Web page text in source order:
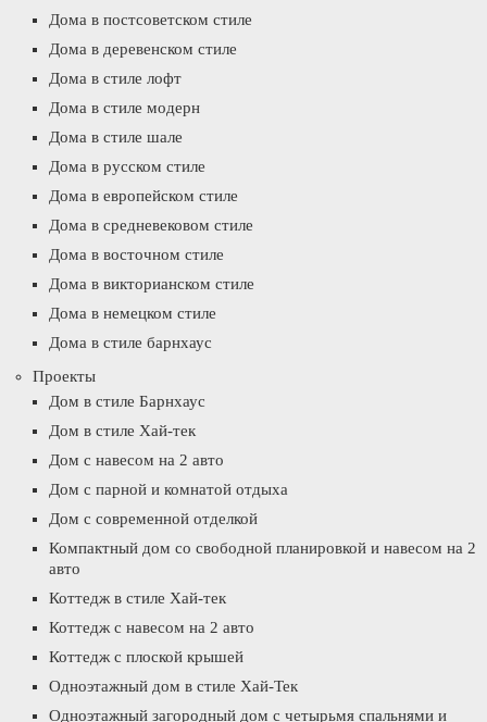
Дома в постсоветском стиле
Дома в деревенском стиле
Дома в стиле лофт
Дома в стиле модерн
Дома в стиле шале
Дома в русском стиле
Дома в европейском стиле
Дома в средневековом стиле
Дома в восточном стиле
Дома в викторианском стиле
Дома в немецком стиле
Дома в стиле барнхаус
Проекты
Дом в стиле Барнхаус
Дом в стиле Хай-тек
Дом с навесом на 2 авто
Дом с парной и комнатой отдыха
Дом с современной отделкой
Компактный дом со свободной планировкой и навесом на 2
авто
Коттедж в стиле Хай-тек
Коттедж с навесом на 2 авто
Коттедж с плоской крышей
Одноэтажный дом в стиле Хай-Тек
Одноэтажный загородный дом с четырьмя спальнями и